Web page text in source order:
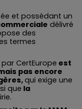
et possédant un
délivré
des
termes
CertEurope est
pas encore
qui exige une
que la